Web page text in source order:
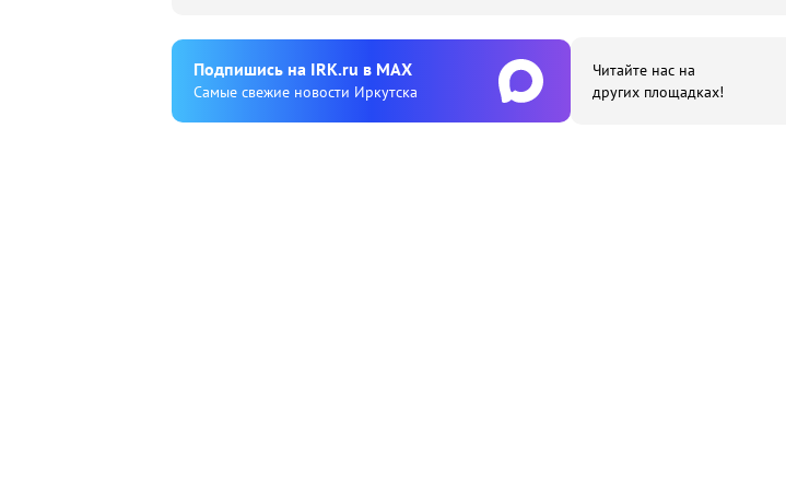
Подпишиcь на IRK.ru в MAX
Cамые свежие новости Иркутска
Читайте нас на
других площадках!